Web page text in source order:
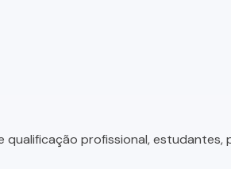
profissional, estudantes,